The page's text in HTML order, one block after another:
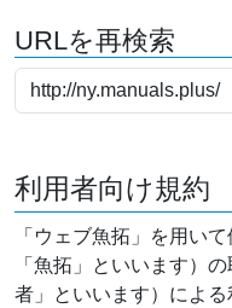
URLを再検索
利用者向け規約
「ウェブ魚拓」を用い
「魚拓」といいます）
者」といいます）によ